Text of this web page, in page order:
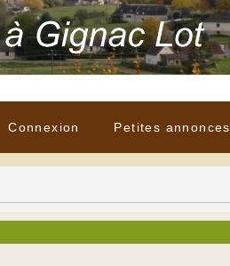
Connexion Petites annonces